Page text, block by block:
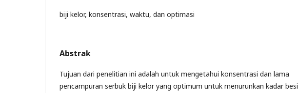
biji kelor, konsentrasi, waktu, dan optimasi
Abstrak
Tujuan dari penelitian ini adalah untuk mengetahui konsentrasi dan lama
pencampuran serbuk biji kelor yang optimum untuk menurunkan kadar besi